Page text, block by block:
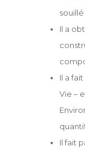
souillé
Il a
Il a
Vie –
Il fait